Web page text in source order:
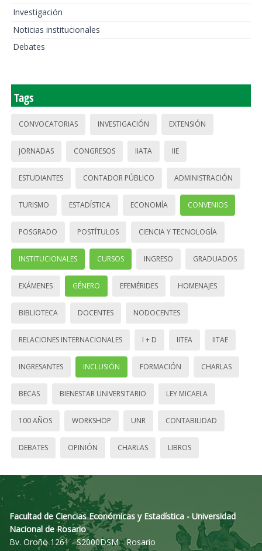
Investigación
Noticias institucionales
Debates
Tags
CONVOCATORIAS INVESTIGACIÓN EXTENSIÓN
JORNADAS CONGRESOS IIATA IIE
ESTUDIANTES CONTADOR PÚBLICO ADMINISTRACIÓN
TURISMO ESTADÍSTICA ECONOMÍA CONVENIOS
POSGRADO POSTÍTULOS CIENCIA Y TECNOLOGÍA
INSTITUCIONALES CURSOS INGRESO GRADUADOS
EXÁMENES GÉNERO EFEMÉRIDES HOMENAJES
BIBLIOTECA DOCENTES NODOCENTES
RELACIONES INTERNACIONALES I + D IITEA IITAE
INGRESANTES INCLUSIÓN FORMACIÓN CHARLAS
BECAS BIENESTAR UNIVERSITARIO LEY MICAELA
100 AÑOS WORKSHOP UNR CONTABILIDAD
DEBATES OPINIÓN CHARLAS LIBROS
Facultad de Ciencias Económicas y Estadística - Universidad
Nacional de Rosario
Bv. Oroño 1261 - S2000DSM - Rosario